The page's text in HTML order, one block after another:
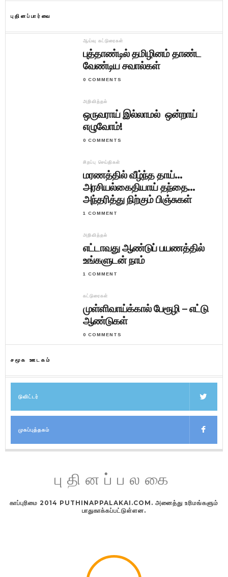
புதினப்பார்வை
ஆய்வு கட்டுரைகள்
புத்தாண்டில் தமிழினம் தாண்ட
வேண்டிய சவால்கள்
0 COMMENTS
அறிவித்தல்
ஒருவராய் இல்லாமல் ஒன்றாய்
எழுவோம்!
0 COMMENTS
சிறப்பு செய்திகள்
மரணத்தில் வீழ்ந்த தாய்…
அரசியல்கைதியாய் தந்தை…
அந்தரித்து நிற்கும் பிஞ்சுகள்
1 COMMENT
அறிவித்தல்
எட்டாவது ஆண்டுப் பயணத்தில்
உங்களுடன் நாம்
1 COMMENT
கட்டுரைகள்
முள்ளிவாய்க்கால் பேரூழி – எட்டு
ஆண்டுகள்
0 COMMENTS
சமூக ஊடகம்
டுவிட்டர்
முகப்புத்தகம்
புதினப்பலகை
காப்புரிமை 2014 PUTHINAPPALAKAI.COM. அனைத்து உரிமங்களும்
பாதுகாக்கப்பட்டுள்ளன.